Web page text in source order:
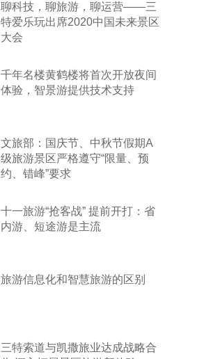
聊科技，聊旅游，聊运营——三
特爱乐玩出席2020中国未来景区
大会
千年名楼黄鹤楼将首次开放夜间
体验，智景游提供技术支持
文旅部：国庆节、中秋节假期A
级旅游景区严格遵守“限量、预
约、错峰”要求
十一旅游“抢客战” 提前开打：省
内游、短途游是主流
旅游信息化和智慧旅游的区别
三特索道与凯撒旅业达成战略合